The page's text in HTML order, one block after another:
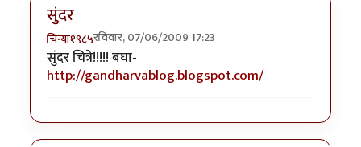
सुंदर
चिन्या१९८५रविवार, 07/06/2009 17:23
सुंदर चित्रे!!!!! बघा-
http://gandharvablog.blogspot.com/